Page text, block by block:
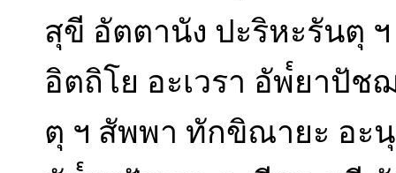
สุขี อัตตานัง ปะริหะรันตุ
อิตถิโย อะเวรา อัพ๎ยาปั
ตุ ฯ สัพพา ทักขิณายะ อะนุ